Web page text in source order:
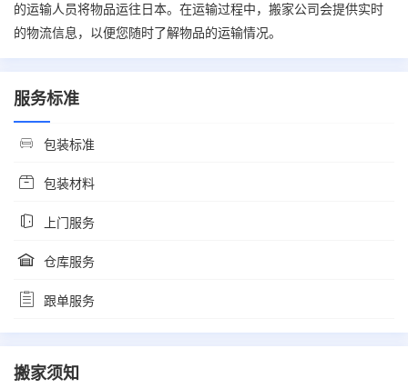
的运输人员将物品运往日本。在运输过程中，搬家公司会提供实时
的物流信息，以便您随时了解物品的运输情况。
服务标准
包装标准
包装材料
上门服务
仓库服务
跟单服务
搬家须知